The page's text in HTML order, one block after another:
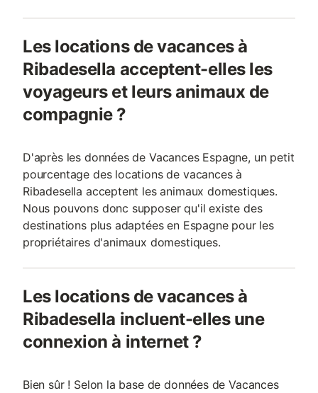
Les locations de vacances à
Ribadesella acceptent-elles les
voyageurs et leurs animaux de
compagnie ?
D'après les données de Vacances Espagne, un petit
pourcentage des locations de vacances à
Ribadesella acceptent les animaux domestiques.
Nous pouvons donc supposer qu'il existe des
destinations plus adaptées en Espagne pour les
propriétaires d'animaux domestiques.
Les locations de vacances à
Ribadesella incluent-elles une
connexion à internet ?
Bien sûr ! Selon la base de données de Vacances